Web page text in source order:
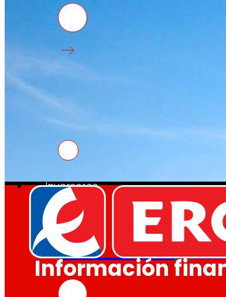
nuestras ofertas de trabajo.
Inversores
Creciendo
Información